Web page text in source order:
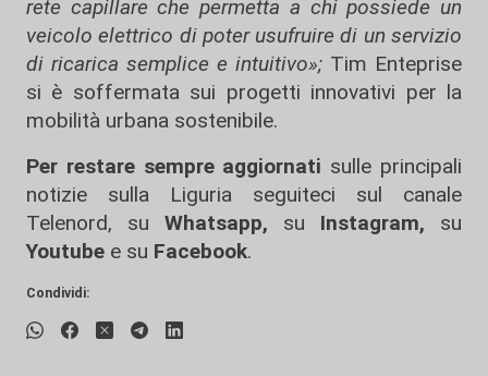
rete capillare che permetta a chi possiede un
veicolo elettrico di poter usufruire di un servizio
di ricarica semplice e intuitivo»; Tim Enteprise
si è soffermata sui progetti innovativi per la
mobilità urbana sostenibile.
Per restare sempre aggiornati sulle principali
notizie sulla Liguria seguiteci sul canale
Telenord, su
Whatsapp, su Instagram, su
Youtube e su Facebook.
Condividi: